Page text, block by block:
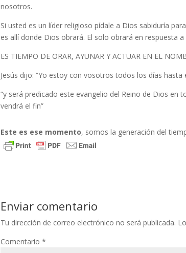
nosotros.
Si usted es un líder religioso pídale a Dios sabiduría
es allí donde Dios obrará. El solo obrará en respuesta
ES TIEMPO DE ORAR, AYUNAR Y ACTUAR EN EL
Jesús dijo: “Yo estoy con vosotros todos los días hasta
“y será predicado este evangelio del Reino de Dios
vendrá el fin”
Este es ese momento, somos la generación del
Enviar comentario
Tu dirección de correo electrónico no será publicada.
Comentario *